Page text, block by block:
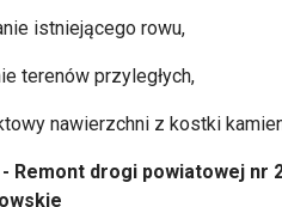
istniejącego rowu,
terenów przyległych,
nawierzchni z kostki
- Remont drogi powiatowej nr